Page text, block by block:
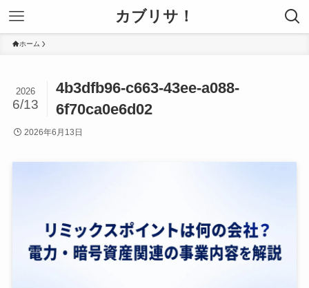
カブリサ！
ホーム
4b3dfb96-c663-43ee-a088-
6f70ca0e6d02
2026
6/13
2026年6月13日